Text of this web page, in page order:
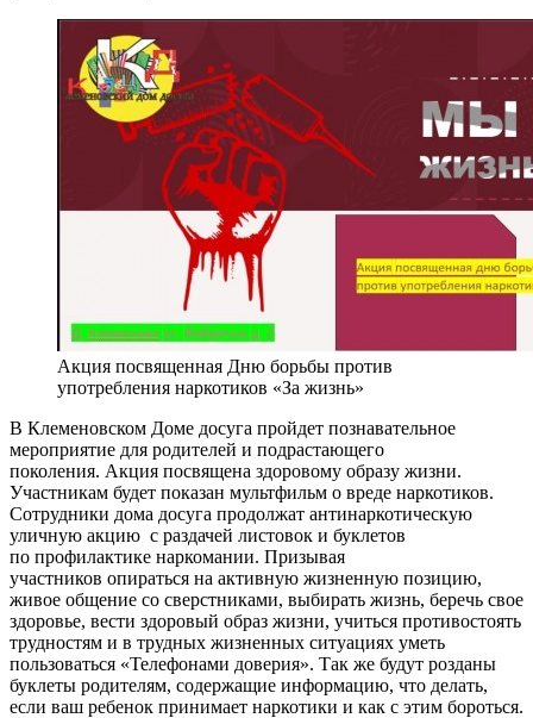
Акция посвященная Дню борьбы против
употребления наркотиков «За жизнь»
В Клеменовском Доме досуга пройдет познавательное
мероприятие для родителей и подрастающего
поколения. Акция посвящена здоровому образу жизни.
Участникам будет показан мультфильм о вреде наркотиков.
Сотрудники дома досуга продолжат антинаркотическую
уличную акцию с раздачей листовок и буклетов
по профилактике наркомании. Призывая
участников опираться на активную жизненную позицию,
живое общение со сверстниками, выбирать жизнь, беречь свое
здоровье, вести здоровый образ жизни, учиться противостоять
трудностям и в трудных жизненных ситуациях уметь
пользоваться «Телефонами доверия». Так же будут розданы
буклеты родителям, содержащие информацию, что делать,
если ваш ребенок принимает наркотики и как с этим бороться.